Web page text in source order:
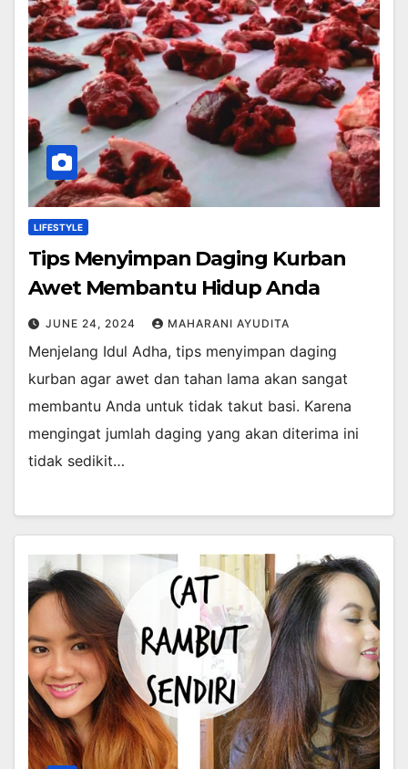
LIFESTYLE
Tips Menyimpan Daging Kurban
Awet Membantu Hidup Anda
JUNE 24, 2024 MAHARANI AYUDITA
Menjelang Idul Adha, tips menyimpan daging
kurban agar awet dan tahan lama akan sangat
membantu Anda untuk tidak takut basi. Karena
mengingat jumlah daging yang akan diterima ini
tidak sedikit…